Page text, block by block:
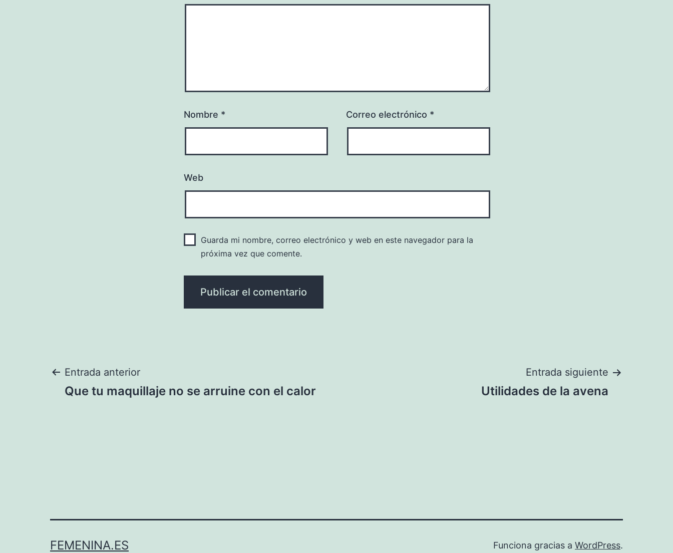
Nombre * Correo electrónico *
Web
Guarda mi nombre, correo electrónico y web en este navegador para la
próxima vez que comente.
Navegación
Entrada anterior
Que tu maquillaje no se arruine con el calor
Entrada siguiente
Utilidades de la avena
FEMENINA.ES Funciona gracias a WordPress.